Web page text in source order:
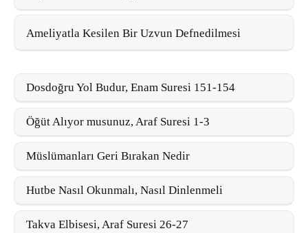
Ameliyatla Kesilen Bir Uzvun Defnedilmesi
Dosdoğru Yol Budur, Enam Suresi 151-154
Öğüt Alıyor musunuz, Araf Suresi 1-3
Müslümanları Geri Bırakan Nedir
Hutbe Nasıl Okunmalı, Nasıl Dinlenmeli
Takva Elbisesi, Araf Suresi 26-27